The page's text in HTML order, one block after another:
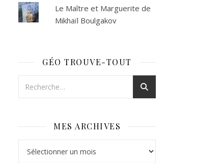
Le Maître et Marguerite de
Mikhaïl Boulgakov
GÉO TROUVE-TOUT
MES ARCHIVES